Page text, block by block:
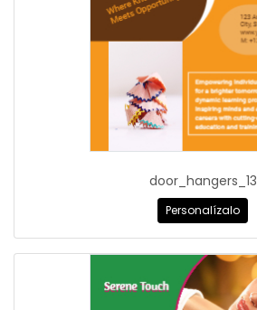
door_hangers_13
Personalízalo